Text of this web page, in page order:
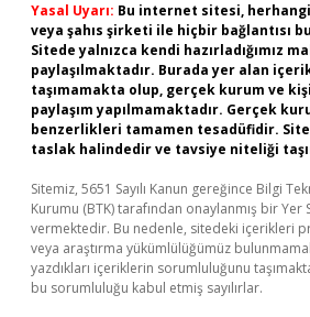
Yasal Uyarı: Bu internet sitesi,
veya şahıs şirketi ile hiçbir bağlantısı
Sitede yalnızca kendi hazırladığımız
paylaşılmaktadır. Burada yer alan
taşımamakta olup, gerçek kurum ve
paylaşım yapılmamaktadır. Gerçek
benzerlikleri tamamen tesadüfidir.
taslak halindedir ve tavsiye niteliği
Sitemiz, 5651 Sayılı Kanun gereğince Bilgi
Kurumu (BTK) tarafından onaylanmış bir Yer
vermektedir. Bu nedenle, sitedeki içerikleri
veya araştırma yükümlülüğümüz
yazdıkları içeriklerin sorumluluğunu
bu sorumluluğu kabul etmiş sayılırlar.